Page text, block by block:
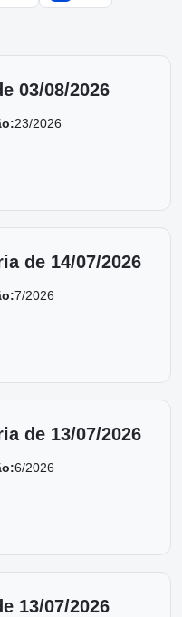
03/08/2026
23/2026
de 14/07/2026
7/2026
de 13/07/2026
6/2026
13/07/2026